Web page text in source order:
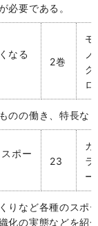
必要である。
なる
2巻
モ
ノ
ク
ロ
のの働き、特長な
ポー
23
カ
ラ
ー
りなど各種のスポ
化の実態などを紹